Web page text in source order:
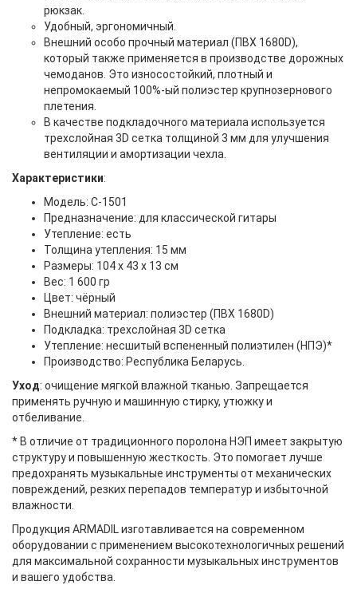
рюкзак.
Удобный, эргономичный.
Внешний особо прочный материал (ПВХ 1680D),
который также применяется в производстве дорожных
чемоданов. Это износостойкий, плотный и
непромокаемый 100%-ый полиэстер крупнозернового
плетения.
В качестве подкладочного материала используется
трехслойная 3D сетка толщиной 3 мм для улучшения
вентиляции и амортизации чехла.
Характеристики:
Модель: C-1501
Предназначение: для классической гитары
Утепление: есть
Толщина утепления: 15 мм
Размеры: 104 х 43 х 13 см
Вес: 1 600 гр
Цвет: чёрный
Внешний материал: полиэстер (ПВХ 1680D)
Подкладка: трехслойная 3D сетка
Утепление: несшитый вспененный полиэтилен (НПЭ)*
Производство: Республика Беларусь.
Уход: очищение мягкой влажной тканью. Запрещается
применять ручную и машинную стирку, утюжку и
отбеливание.
* В отличие от традиционного поролона НЭП имеет закрытую
структуру и повышенную жесткость. Это помогает лучше
предохранять музыкальные инструменты от механических
повреждений, резких перепадов температур и избыточной
влажности.
Продукция ARMADIL изготавливается на современном
оборудовании с применением высокотехнологичных решений
для максимальной сохранности музыкальных инструментов
и вашего удобства.